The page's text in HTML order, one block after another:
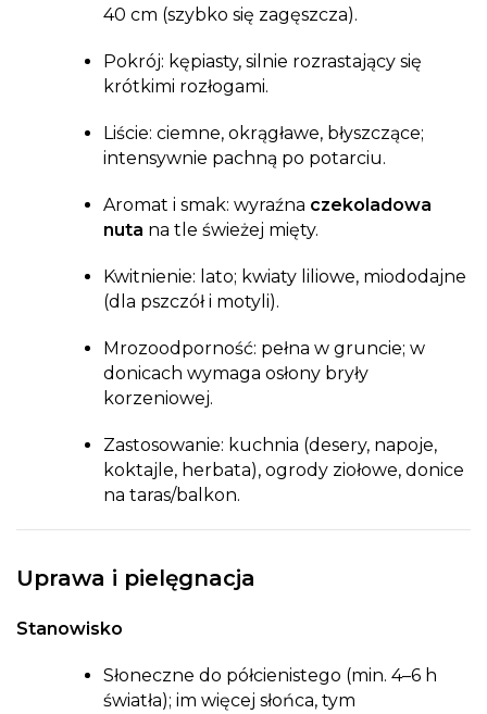
40 cm (szybko się zagęszcza).
Pokrój: kępiasty, silnie rozrastający się
krótkimi rozłogami.
Liście: ciemne, okrągławe, błyszczące;
intensywnie pachną po potarciu.
Aromat i smak: wyraźna czekoladowa
nuta na tle świeżej mięty.
Kwitnienie: lato; kwiaty liliowe, miododajne
(dla pszczół i motyli).
Mrozoodporność: pełna w gruncie; w
donicach wymaga osłony bryły
korzeniowej.
Zastosowanie: kuchnia (desery, napoje,
koktajle, herbata), ogrody ziołowe, donice
na taras/balkon.
Uprawa i pielęgnacja
Stanowisko
Słoneczne do półcienistego (min. 4–6 h
światła); im więcej słońca, tym